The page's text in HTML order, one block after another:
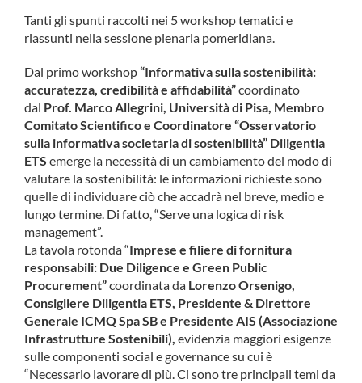
Tanti gli spunti raccolti nei 5 workshop tematici e
riassunti nella sessione plenaria pomeridiana.
Dal primo workshop“Informativa sulla sostenibilità:
accuratezza, credibilità e affidabilità”coordinato
dal Prof. Marco Allegrini, Università di Pisa, Membro
Comitato Scientifico e Coordinatore “Osservatorio
sulla informativa societaria di sostenibilità” Diligentia
ETS emerge la necessità di un cambiamento del modo di
valutare la sostenibilità: le informazioni richieste sono
quelle di individuare ciò che accadrà nel breve, medio e
lungo termine. Di fatto, “Serve una logica di risk
management”.
La tavola rotonda “Imprese e filiere di fornitura
responsabili: Due Diligence e Green Public
Procurement”coordinata da Lorenzo Orsenigo,
Consigliere Diligentia ETS, Presidente & Direttore
Generale ICMQ Spa SB e Presidente AIS (Associazione
Infrastrutture Sostenibili), evidenzia maggiori esigenze
sulle componenti social e governance su cui è
“Necessario lavorare di più. Ci sono tre principali temi da